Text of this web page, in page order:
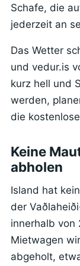
Schafe, die
jederzeit an
Das Wetter
und vedur.is
kurz hell und
werden,
die
Keine
abholen
Island hat
der
innerhalb von
Mietwagen
abgeholt,